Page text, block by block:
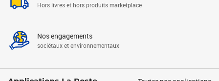
Hors livres et hors produits marketplace
Nos engagements
sociétaux et environnementaux